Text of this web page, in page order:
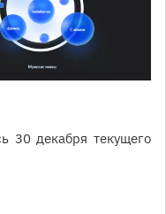
30 декабря текущего